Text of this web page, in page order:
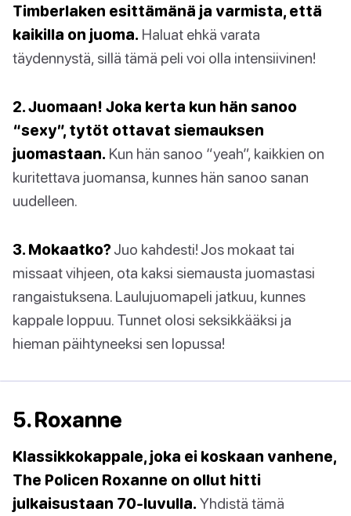
Timberlaken esittämänä ja varmista, että
kaikilla on juoma. Haluat ehkä varata
täydennystä, sillä tämä peli voi olla intensiivinen!
2. Juomaan! Joka kerta kun hän sanoo
“sexy”, tytöt ottavat siemauksen
juomastaan. Kun hän sanoo “yeah”, kaikkien on
kuritettava juomansa, kunnes hän sanoo sanan
uudelleen.
3. Mokaatko?Juo kahdesti! Jos mokaat tai
missaat vihjeen, ota kaksi siemausta juomastasi
rangaistuksena. Laulujuomapeli jatkuu, kunnes
kappale loppuu. Tunnet olosi seksikkääksi ja
hieman päihtyneeksi sen lopussa!
5. Roxanne
Klassikkokappale, joka ei koskaan vanhene,
The Policen Roxanne on ollut hitti
julkaisustaan 70-luvulla. Yhdistä tämä